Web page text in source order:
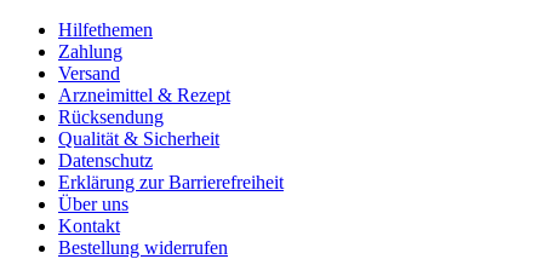
Hilfethemen
Zahlung
Versand
Arzneimittel & Rezept
Rücksendung
Qualität & Sicherheit
Datenschutz
Erklärung zur Barrierefreiheit
Über uns
Kontakt
Bestellung widerrufen